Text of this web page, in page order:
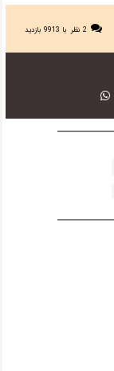
2 نظر با 9913 بازدید